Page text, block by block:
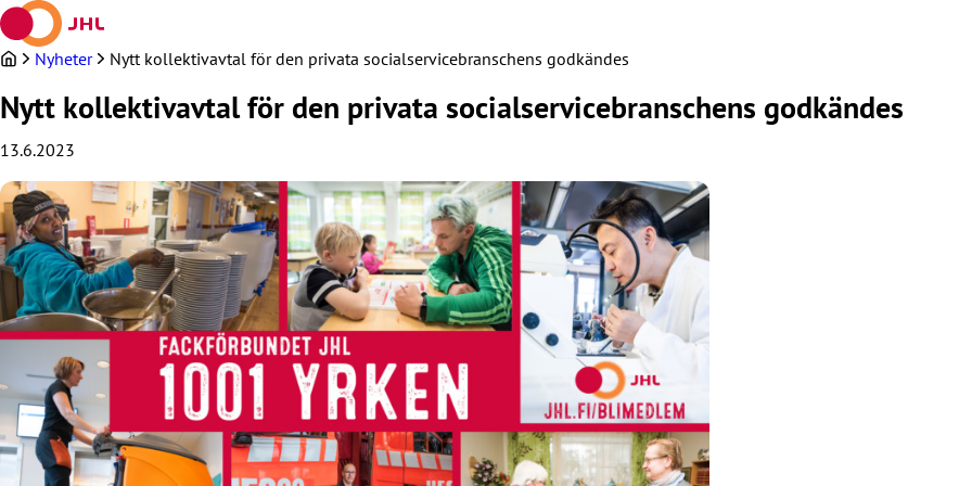
Hoppa
till
innehållet
Nyheter Nytt kollektivavtal för den privata socialservicebranschens godkändes
Nytt kollektivavtal för den privata socialservicebranschens godkändes
13.6.2023